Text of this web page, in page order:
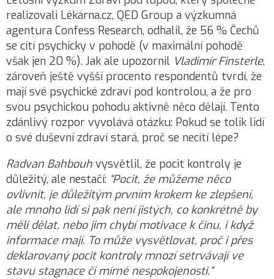
realizovali Lékárna.cz, QED Group a výzkumná
agentura Confess Research, odhalil, že 56 % Čechů
se cítí psychicky v pohodě (v maximální pohodě
však jen 20 %). Jak ale upozornil Vladimír Finsterle,
zároveň ještě vyšší procento respondentů tvrdí, že
mají své psychické zdraví pod kontrolou, a že pro
svou psychickou pohodu aktivně něco dělají. Tento
zdánlivý rozpor vyvolává otázku: Pokud se tolik lidí
o své duševní zdraví stará, proč se necítí lépe?
Radvan Bahbouh vysvětlil, že pocit kontroly je
důležitý, ale nestačí: “Pocit, že můžeme něco
ovlivnit, je důležitým prvním krokem ke zlepšení,
ale mnoho lidí si pak není jistých, co konkrétně by
měli dělat, nebo jim chybí motivace k činu, i když
informace mají. To může vysvětlovat, proč i přes
deklarovaný pocit kontroly mnozí setrvávají ve
stavu stagnace či mírné nespokojenosti.”